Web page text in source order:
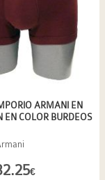
ARMANI EN
EN COLOR BURDEOS
€